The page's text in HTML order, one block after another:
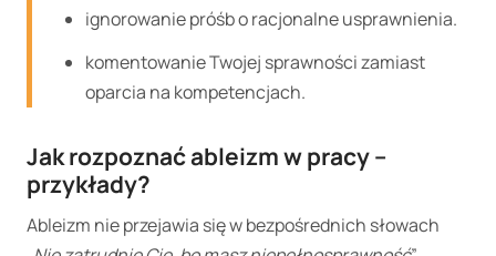
ignorowanie próśb o racjonalne usprawnienia.
komentowanie Twojej sprawności zamiast
oparcia na kompetencjach.
Jak rozpoznać ableizm w pracy –
przykłady?
Ableizm nie przejawia się w bezpośrednich słowach